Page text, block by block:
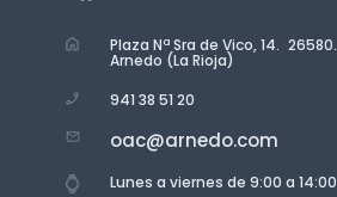
Plaza Nª Sra de Vico, 14. 26580.
Arnedo (La Rioja)
941 38 51 20
oac@arnedo.com
Lunes a viernes de 9:00 a 14:00